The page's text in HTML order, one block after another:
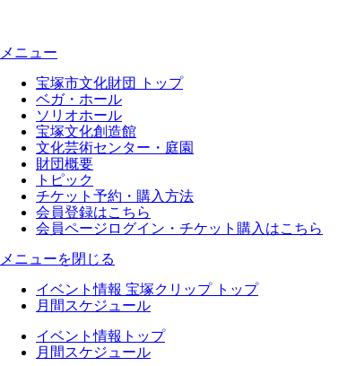
メニュー
宝塚市文化財団 トップ
ベガ・ホール
ソリオホール
宝塚文化創造館
文化芸術センター・庭園
財団概要
トピック
チケット予約・購入方法
会員登録はこちら
会員ページログイン・チケット購入はこちら
メニューを閉じる
イベント情報 宝塚クリップ トップ
月間スケジュール
イベント情報トップ
月間スケジュール